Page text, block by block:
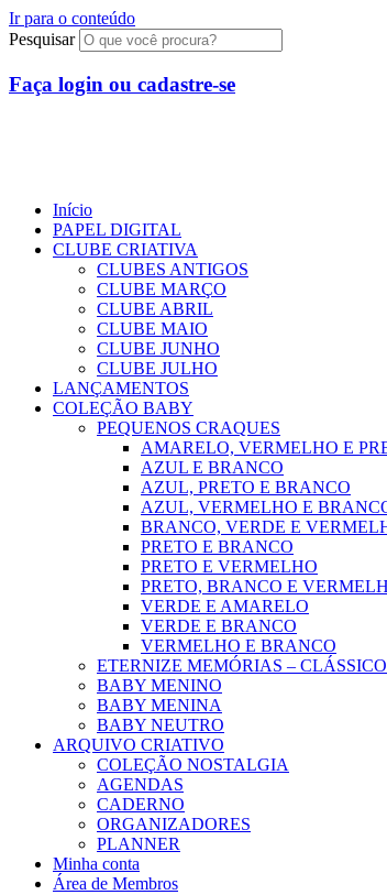
Ir para o conteúdo
Pesquisar
Faça login ou cadastre-se
Início
PAPEL DIGITAL
CLUBE CRIATIVA
CLUBES ANTIGOS
CLUBE MARÇO
CLUBE ABRIL
CLUBE MAIO
CLUBE JUNHO
CLUBE JULHO
LANÇAMENTOS
COLEÇÃO BABY
PEQUENOS CRAQUES
AMARELO, VERMELHO E
AZUL E BRANCO
AZUL, PRETO E BRANCO
AZUL, VERMELHO E
BRANCO, VERDE E
PRETO E BRANCO
PRETO E VERMELHO
PRETO, BRANCO E
VERDE E AMARELO
VERDE E BRANCO
VERMELHO E BRANCO
ETERNIZE MEMÓRIAS –
BABY MENINO
BABY MENINA
BABY NEUTRO
ARQUIVO CRIATIVO
COLEÇÃO NOSTALGIA
AGENDAS
CADERNO
ORGANIZADORES
PLANNER
Minha conta
Área de Membros